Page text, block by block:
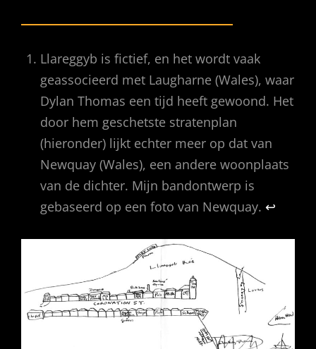
Llareggyb is fictief, en het wordt vaak
geassocieerd met Laugharne (Wales), waar
Dylan Thomas een tijd heeft gewoond. Het
door hem geschetste stratenplan
(hieronder) lijkt echter meer op dat van
Newquay (Wales), een andere woonplaats
van de dichter. Mijn bandontwerp is
gebaseerd op een foto van Newquay. ↩︎